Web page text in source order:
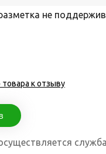
не
к отзыву